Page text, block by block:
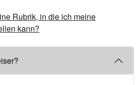
Rubrik, in die ich meine
kann?